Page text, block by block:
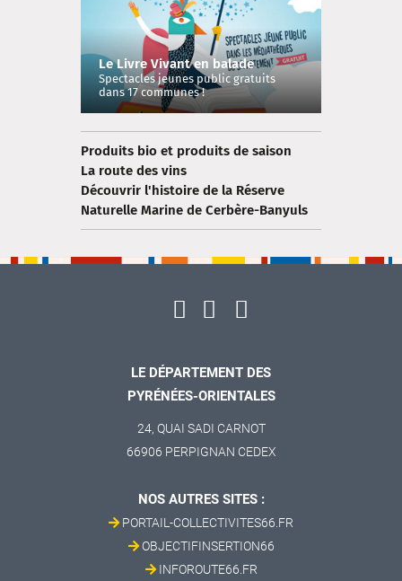
Le Livre Vivant en balade
Spectacles jeunes public gratuits
dans 17 communes !
Produits bio et produits de saison
La route des vins
Découvrir l'histoire de la Réserve
Naturelle Marine de Cerbère-Banyuls
LE DÉPARTEMENT DES
PYRÉNÉES-ORIENTALES
24, QUAI SADI CARNOT
66906 PERPIGNAN CEDEX
NOS AUTRES SITES :
PORTAIL-COLLECTIVITES66.FR
OBJECTIFINSERTION66
INFOROUTE66.FR